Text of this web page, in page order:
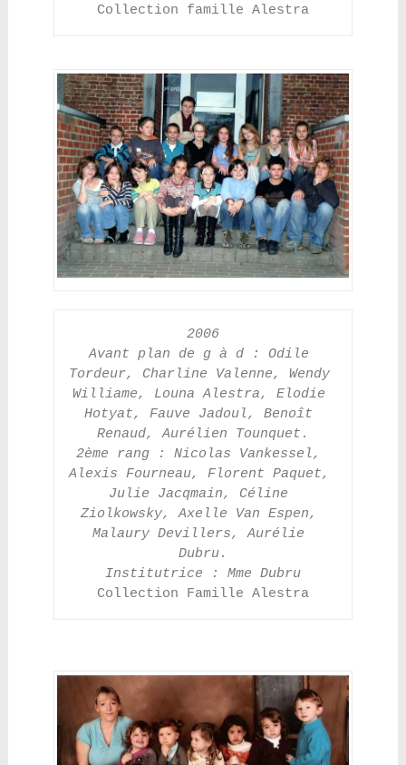
Collection famille Alestra
2006
Avant plan de g à d : Odile
Tordeur, Charline Valenne, Wendy
Williame, Louna Alestra, Elodie
Hotyat, Fauve Jadoul, Benoît
Renaud, Aurélien Tounquet.
2ème rang : Nicolas Vankessel,
Alexis Fourneau, Florent Paquet,
Julie Jacqmain, Céline
Ziolkowsky, Axelle Van Espen,
Malaury Devillers, Aurélie
Dubru.
Institutrice : Mme Dubru
Collection Famille Alestra